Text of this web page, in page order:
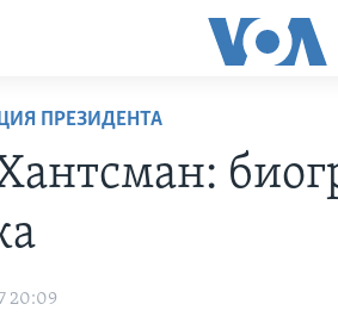
ПРЕЗИДЕНТА
20:09